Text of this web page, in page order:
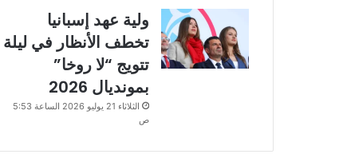
ولية عهد إسبانيا
تخطف الأنظار في ليلة
تتويج “لا روخا”
بمونديال 2026
الثلاثاء 21 يوليو 2026 الساعة 5:53
ص